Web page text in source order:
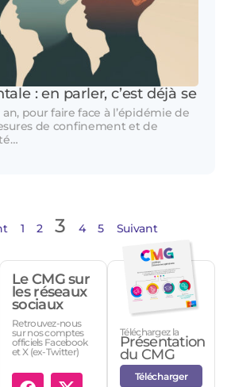
: en parler, c’est déjà se
pour faire face à l’épidémie de
de confinement et de
1 2 3 4 5 Suivant
Le CMG sur
les réseaux
sociaux
Retrouvez-nous
sur nos comptes
officiels Facebook
et X (ex-Twitter)
Téléchargez la
Présentation
du CMG
Télécharger